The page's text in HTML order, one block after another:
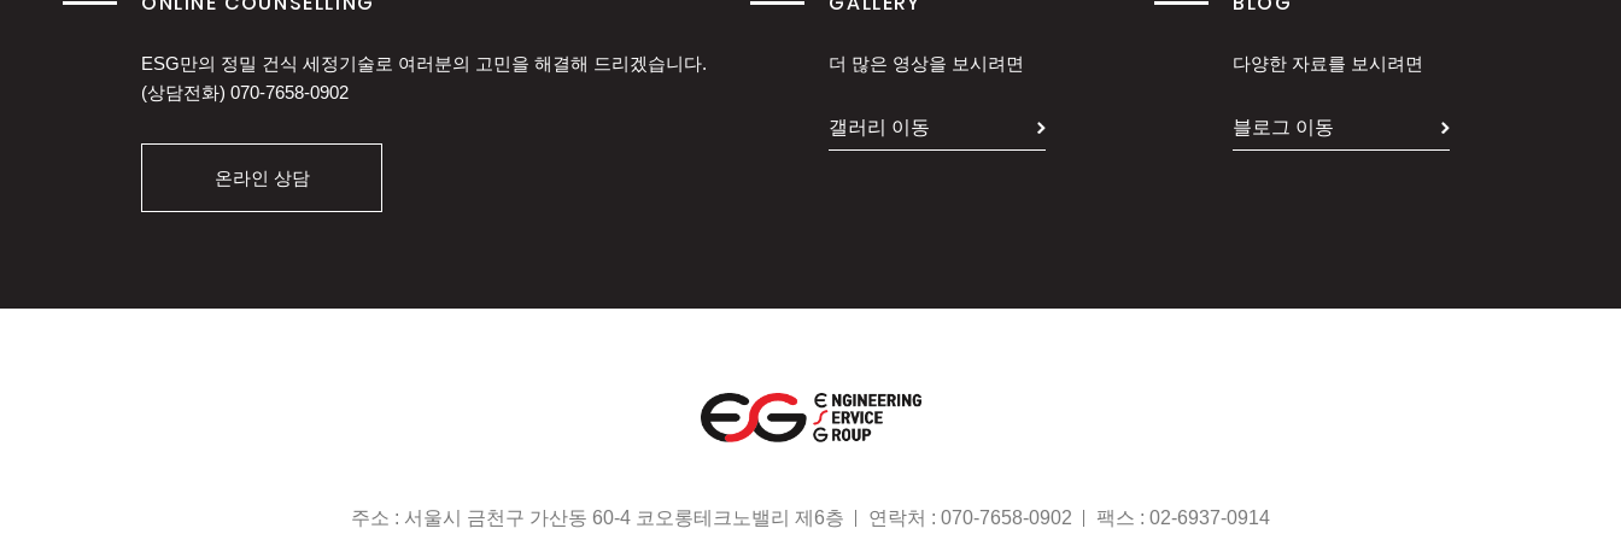
ESG만의 정밀 건식 세정기술로 여러분의 고민을 해결해 드리겠습니다.
(상담전화) 070-7658-0902
온라인 상담
더 많은 영상을 보시려면
갤러리 이동
다양한 자료를 보시려면
블로그 이동
주소 : 서울시 금천구 가산동 60-4 코오롱테크노밸리 제6층 연락처 : 070-7658-0902
팩스 : 02-6937-0914